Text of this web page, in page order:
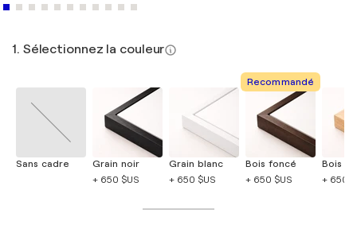
1. Sélectionnez la couleur
Sans cadre
Grain noir
+ 650 $US
Grain blanc
+ 650 $US
Recommandé
Bois foncé
+ 650 $US
Bois
+ 650